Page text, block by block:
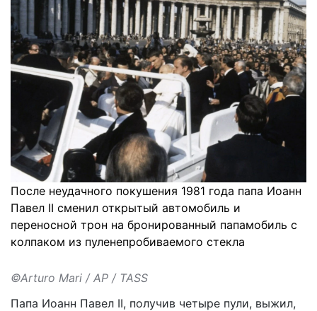
После неудачного покушения 1981 года папа Иоанн
Павел II сменил открытый автомобиль и
переносной трон на бронированный папамобиль с
колпаком из пуленепробиваемого стекла
©Arturo Mari / AP / TASS
Папа Иоанн Павел II, получив четыре пули, выжил,